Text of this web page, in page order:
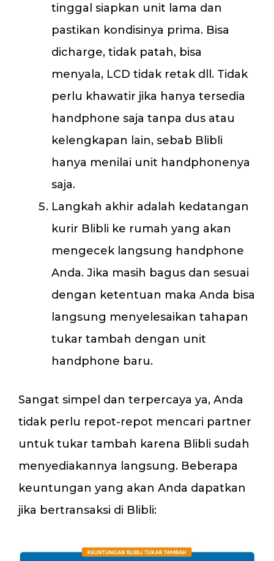
tinggal siapkan unit lama dan
pastikan kondisinya prima. Bisa
dicharge, tidak patah, bisa
menyala, LCD tidak retak dll. Tidak
perlu khawatir jika hanya tersedia
handphone saja tanpa dus atau
kelengkapan lain, sebab Blibli
hanya menilai unit handphonenya
saja.
Langkah akhir adalah kedatangan
kurir Blibli ke rumah yang akan
mengecek langsung handphone
Anda. Jika masih bagus dan sesuai
dengan ketentuan maka Anda bisa
langsung menyelesaikan tahapan
tukar tambah dengan unit
handphone baru.
Sangat simpel dan terpercaya ya, Anda
tidak perlu repot-repot mencari partner
untuk tukar tambah karena Blibli sudah
menyediakannya langsung. Beberapa
keuntungan yang akan Anda dapatkan
jika bertransaksi di Blibli: